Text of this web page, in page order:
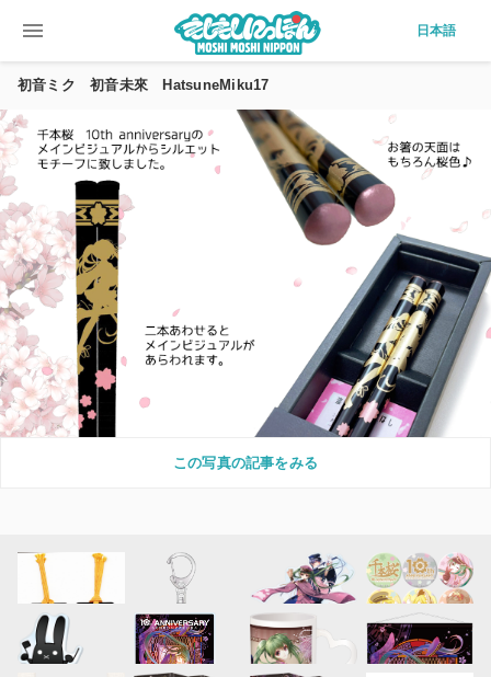
menu 日本語
初音ミク 初音未來 HatsuneMiku17
この写真の記事をみる